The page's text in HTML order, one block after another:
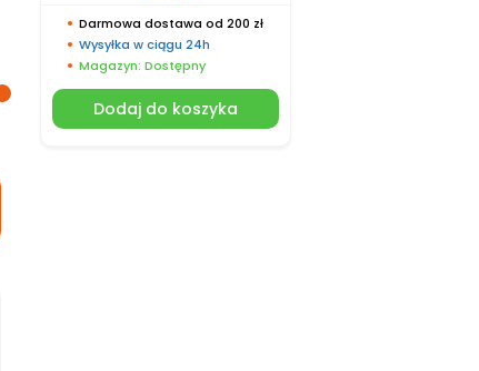
Darmowa dostawa od 200 zł
Wysyłka w ciągu 24h
Magazyn: Dostępny
Dodaj do koszyka